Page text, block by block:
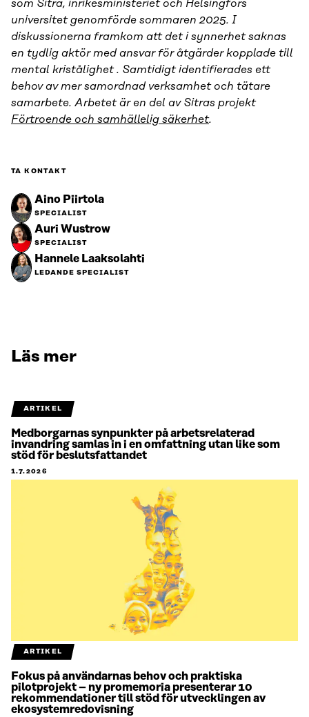
som Sitra, inrikesministeriet och Helsingfors
universitet genomförde sommaren 2025. I
diskussionerna framkom att det i synnerhet saknas
en tydlig aktör med ansvar för åtgärder kopplade till
mental kristålighet . Samtidigt identifierades ett
behov av mer samordnad verksamhet och tätare
samarbete. Arbetet är en del av Sitras projekt
Förtroende och samhällelig säkerhet.
TA KONTAKT
Aino Piirtola
SPECIALIST
Auri Wustrow
SPECIALIST
Hannele Laaksolahti
LEDANDE SPECIALIST
Läs mer
ARTIKEL
Medborgarnas synpunkter på arbetsrelaterad
invandring samlas in i en omfattning utan like som
stöd för beslutsfattandet
1.7.2026
ARTIKEL
Fokus på användarnas behov och praktiska
pilotprojekt – ny promemoria presenterar 10
rekommendationer till stöd för utvecklingen av
ekosystemredovisning